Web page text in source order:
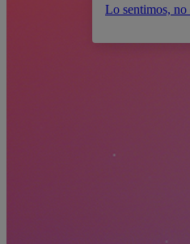
Lo sentimos, no